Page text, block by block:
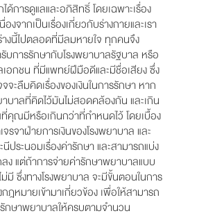
ด้การดูแลและอภิสิทธิ์ โดยเฉพาะเรื่อง
องจากเป็นเรื่องเกี่ยวกับร่างกายและเรา
งนี้ไปตลอดที่มีลมหายใจ ทุกคนจึง
รับการรักษากับโรงพยาบาลรัฐบาล หรือ
เอกชน ที่มีแพทย์ฝีมือดีและมีชื่อเสียง ซึ่ง
จะลืมคิดเรื่องของเงินในการรักษา หาก
บาลที่คิดไว้มันไม่สอดคล้องกัน และเกิน
คุณมีหรือเกินกว่าที่กำหนดไว้ โดยเบื้อง
จรจาฝ่ายการเงินของโรงพยาบาล และ
ประนอมเรื่องค่ารักษา และสามารถแบ่ง
ง แต่ถ้าการจ่ายค่ารักษาพยาบาลแบบ
มี ซึ่งทางโรงพยาบาล จะมีขั้นตอนในการ
ฎหมายเข้ามาเกี่ยวข้อง เพื่อให้สามารถ
รักษาพยาบาลให้ครบตามจำนวน